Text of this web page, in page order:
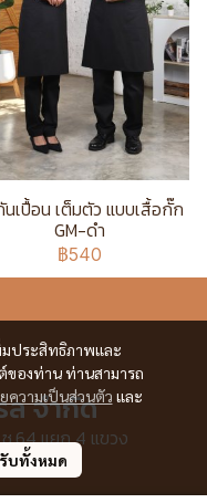
เปื้อน เต็มตัว แบบเสื้อกั๊ก
GM-ดำ
฿540
มประสิทธิภาพและ
ของท่าน ท่านสามารถ
ความเป็นส่วนตัว และ
บทั้งหมด
ล จำกัด
.64 แยก 4 แขวง